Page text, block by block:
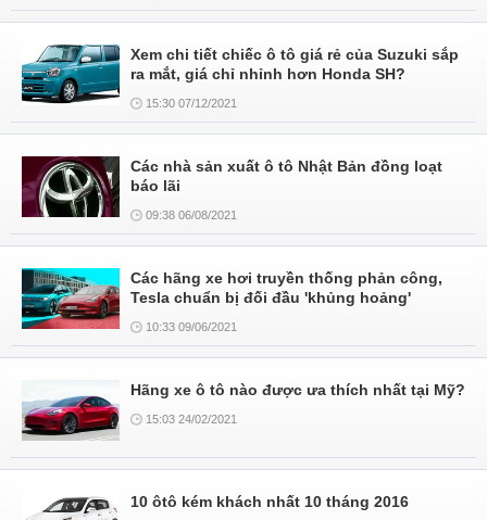
Xem chi tiết chiếc ô tô giá rẻ của Suzuki sắp
ra mắt, giá chỉ nhỉnh hơn Honda SH?
15:30 07/12/2021
Các nhà sản xuất ô tô Nhật Bản đồng loạt
báo lãi
09:38 06/08/2021
Các hãng xe hơi truyền thống phản công,
Tesla chuẩn bị đối đầu 'khủng hoảng'
10:33 09/06/2021
Hãng xe ô tô nào được ưa thích nhất tại Mỹ?
15:03 24/02/2021
10 ôtô kém khách nhất 10 tháng 2016